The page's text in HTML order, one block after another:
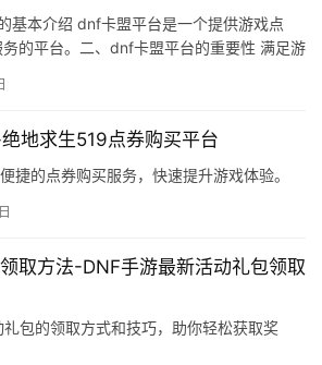
基本介绍 dnf卡盟平台是一个提供游戏点
的平台。二、dnf卡盟平台的重要性 满足游
地求生519点券购买平台
捷的点券购买服务，快速提升游戏体验。
取方法-DNF手游最新活动礼包领取
包的领取方式和技巧，助你轻松获取奖